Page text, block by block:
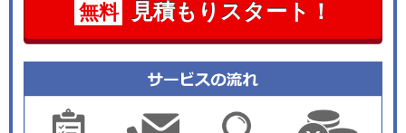
無料 見積もりスタート！